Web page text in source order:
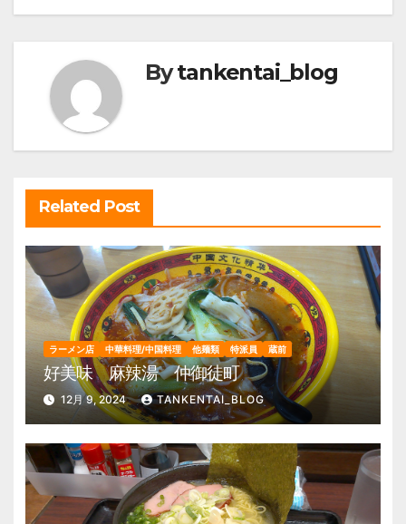
ナ
ゲ
ー
シ
ョ
ン
Bytankentai_blog
Related Post
ラーメン店 中華料理/中国料理 他麺類 特派員 蔵前
好美味 麻辣湯 仲御徒町
12月 9, 2024 TANKENTAI_BLOG